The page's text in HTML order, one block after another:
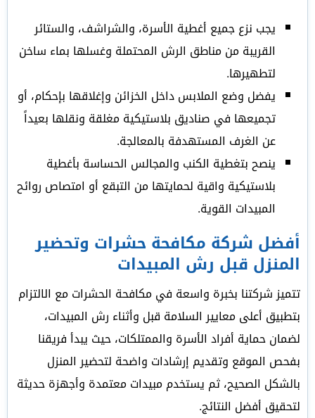
يجب نزع جميع أغطية الأسرة، والشراشف، والستائر
القريبة من مناطق الرش المحتملة وغسلها بماء ساخن
لتطهيرها.
يفضل وضع الملابس داخل الخزائن وإغلاقها بإحكام، أو
تجميعها في صناديق بلاستيكية مغلقة ونقلها بعيداً
عن الغرف المستهدفة بالمعالجة.
ينصح بتغطية الكنب والمجالس الحساسة بأغطية
بلاستيكية واقية لحمايتها من التبقع أو امتصاص روائح
المبيدات القوية.
أفضل شركة مكافحة حشرات وتحضير
المنزل قبل رش المبيدات
تتميز شركتنا بخبرة واسعة في مكافحة الحشرات مع الالتزام
بتطبيق أعلى معايير السلامة قبل وأثناء رش المبيدات،
لضمان حماية أفراد الأسرة والممتلكات، حيث يبدأ فريقنا
بفحص الموقع وتقديم إرشادات واضحة لتحضير المنزل
بالشكل الصحيح، ثم يستخدم مبيدات معتمدة وأجهزة حديثة
لتحقيق أفضل النتائج.